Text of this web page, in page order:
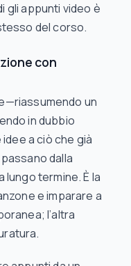
gli appunti video è
del corso.
con
un
in dubbio
a ciò che già
dalla
lungo termine. È la
e imparare a
l’altra